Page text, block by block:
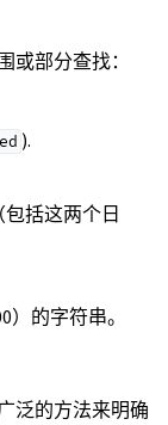
部分查找：
).
括这两个日
）的字符串。
泛的方法来明确